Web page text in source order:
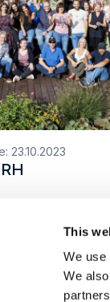
This
We use
We
23.10.2023